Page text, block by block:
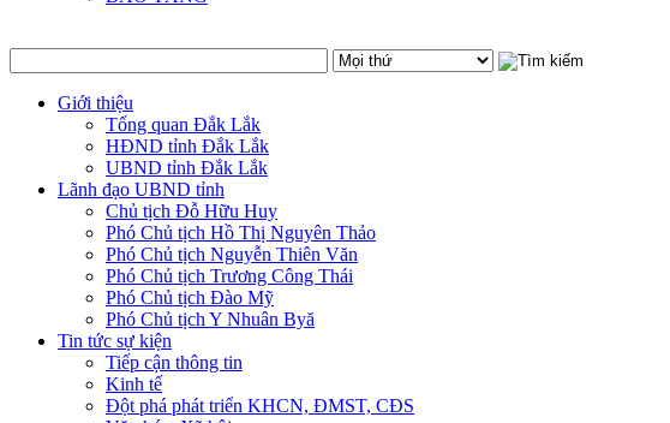
Giới thiệu
Tổng quan Đắk Lắk
HĐND tỉnh Đắk Lắk
UBND tỉnh Đắk Lắk
Lãnh đạo UBND tỉnh
Chủ tịch Đỗ Hữu Huy
Phó Chủ tịch Hồ Thị Nguyên Thảo
Phó Chủ tịch Nguyễn Thiên Văn
Phó Chủ tịch Trương Công Thái
Phó Chủ tịch Đào Mỹ
Phó Chủ tịch Y Nhuân Byă
Tin tức sự kiện
Tiếp cận thông tin
Kinh tế
Đột phá phát triển KHCN, ĐMST, CĐS